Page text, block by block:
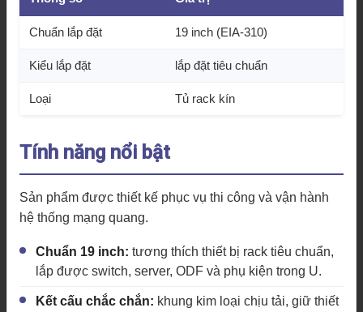
Chuẩn lắp đặt 19 inch (EIA-310)
Kiểu lắp đặt lắp đặt tiêu chuẩn
Loại Tủ rack kín
Tính năng nổi bật
Sản phẩm được thiết kế phục vụ thi công và vận hành
hệ thống mạng quang.
Chuẩn 19 inch: tương thích thiết bị rack tiêu chuẩn,
lắp được switch, server, ODF và phụ kiện trong U.
Kết cấu chắc chắn: khung kim loại chịu tải, giữ thiết